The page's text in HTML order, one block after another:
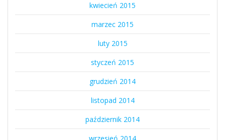
kwiecień 2015
marzec 2015
luty 2015
styczeń 2015
grudzień 2014
listopad 2014
październik 2014